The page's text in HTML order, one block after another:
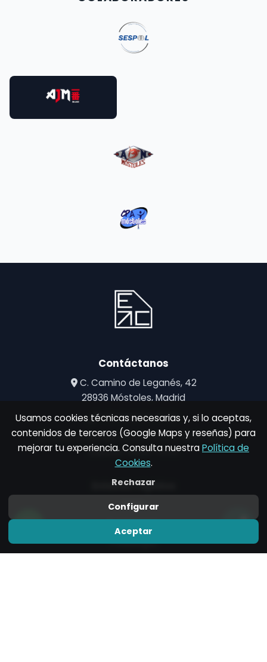
Contáctanos
C. Camino de Leganés, 42
28936 Móstoles, Madrid
+34 640 64 77 26
Lunes a viernes: 09:00–14:00 y 16:00–22:00
Sábado: 09:00–14:00
Enlaces rápidos
Inicio
Fisioterapia
Podología
Usamos cookies técnicas necesarias y, si lo aceptas,
contenidos de terceros (Google Maps y reseñas) para
mejorar tu experiencia. Consulta nuestraPolítica de
Cookies.
Rechazar
Configurar
Aceptar